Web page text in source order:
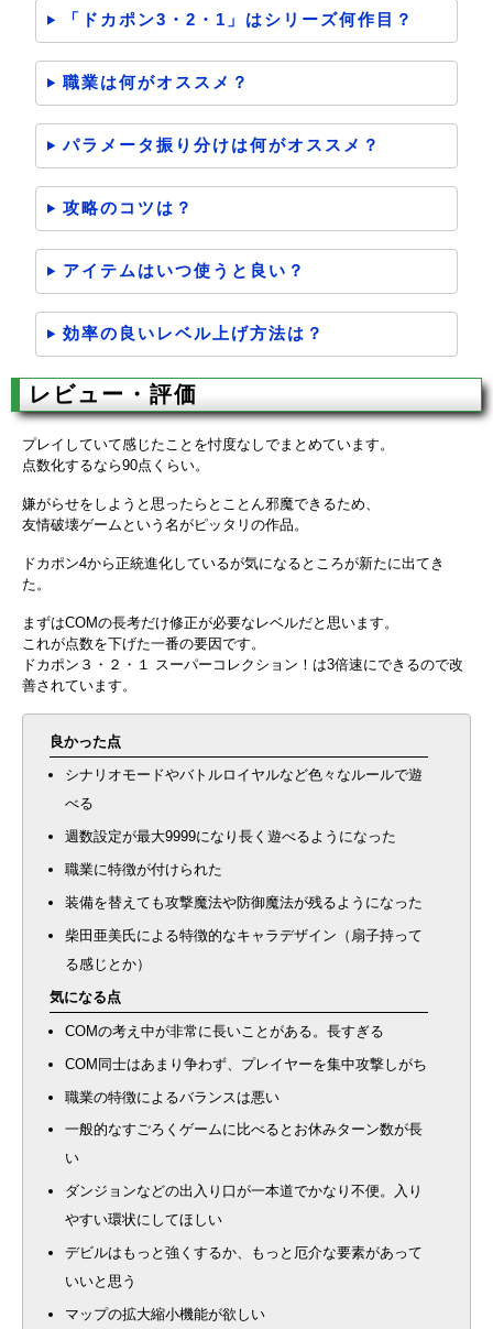
「ドカポン3・2・1」はシリーズ何作目？
職業は何がオススメ？
パラメータ振り分けは何がオススメ？
攻略のコツは？
アイテムはいつ使うと良い？
効率の良いレベル上げ方法は？
レビュー・評価
プレイしていて感じたことを忖度なしでまとめています。
点数化するなら90点くらい。
嫌がらせをしようと思ったらとことん邪魔できるため、
友情破壊ゲームという名がピッタリの作品。
ドカポン4から正統進化しているが気になるところが新たに出てき
た。
まずはCOMの長考だけ修正が必要なレベルだと思います。
これが点数を下げた一番の要因です。
ドカポン３・２・１ スーパーコレクション！は3倍速にできるので改
善されています。
良かった点
シナリオモードやバトルロイヤルなど色々なルールで遊
べる
週数設定が最大9999になり長く遊べるようになった
職業に特徴が付けられた
装備を替えても攻撃魔法や防御魔法が残るようになった
柴田亜美氏による特徴的なキャラデザイン（扇子持って
る感じとか）
気になる点
COMの考え中が非常に長いことがある。長すぎる
COM同士はあまり争わず、プレイヤーを集中攻撃しがち
職業の特徴によるバランスは悪い
一般的なすごろくゲームに比べるとお休みターン数が長
い
ダンジョンなどの出入り口が一本道でかなり不便。入り
やすい環状にしてほしい
デビルはもっと強くするか、もっと厄介な要素があって
いいと思う
マップの拡大縮小機能が欲しい